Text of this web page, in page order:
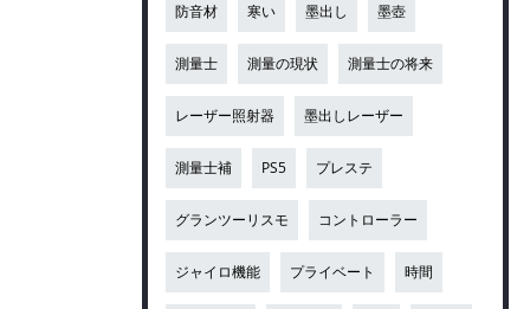
防音材 寒い 墨出し 墨壺
測量士 測量の現状 測量士の将来
レーザー照射器 墨出しレーザー
測量士補 PS5 プレステ
グランツーリスモ コントローラー
ジャイロ機能 プライベート 時間